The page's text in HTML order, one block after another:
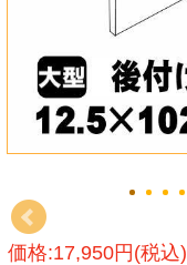
価格:17,950円(税込)